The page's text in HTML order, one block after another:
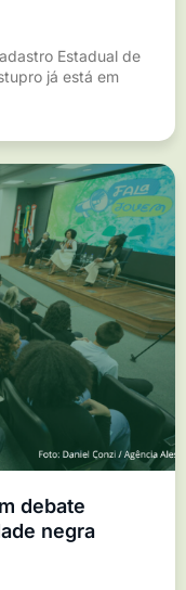
Estadual de
já está em
debate
negra